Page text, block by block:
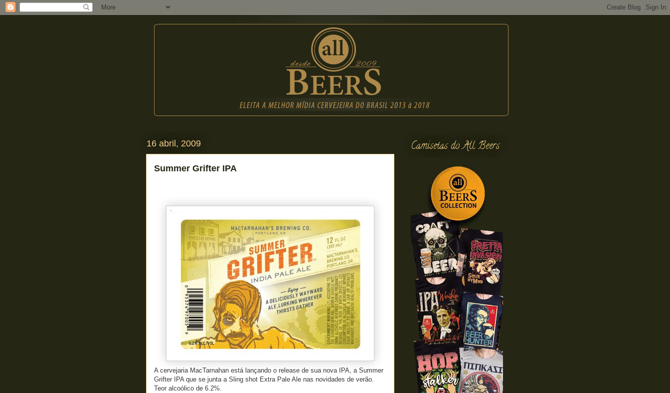
16 abril, 2009
Summer Grifter IPA
A cervejaria MacTarnahan está lançando o release de sua nova IPA, a Summer
Grifter IPA que se junta a Sling shot Extra Pale Ale nas novidades de verão.
Teor alcoólico de 6.2%.
Camisetas do All Beers